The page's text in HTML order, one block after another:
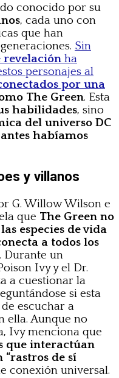
conocido por su
, cada uno con
que han
Sin
revelación ha
personajes al
por una
The Green. Esta
habilidades, sino
del universo DC
habíamos
y villanos
G. Willow Wilson e
que The Green no
especies de vida
a todos los
. Durante un
Ivy y el Dr.
a cuestionar la
si esta
escuchar a
ella. Aunque no
Ivy menciona que
que interactúan
“rastros de sí
conexión universal.